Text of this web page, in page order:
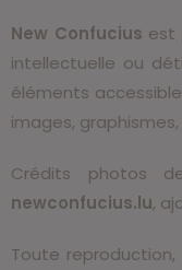
New Confucius est
intellectuelle ou
éléments
images,
Crédits photos
newconfucius.lu,
Toute